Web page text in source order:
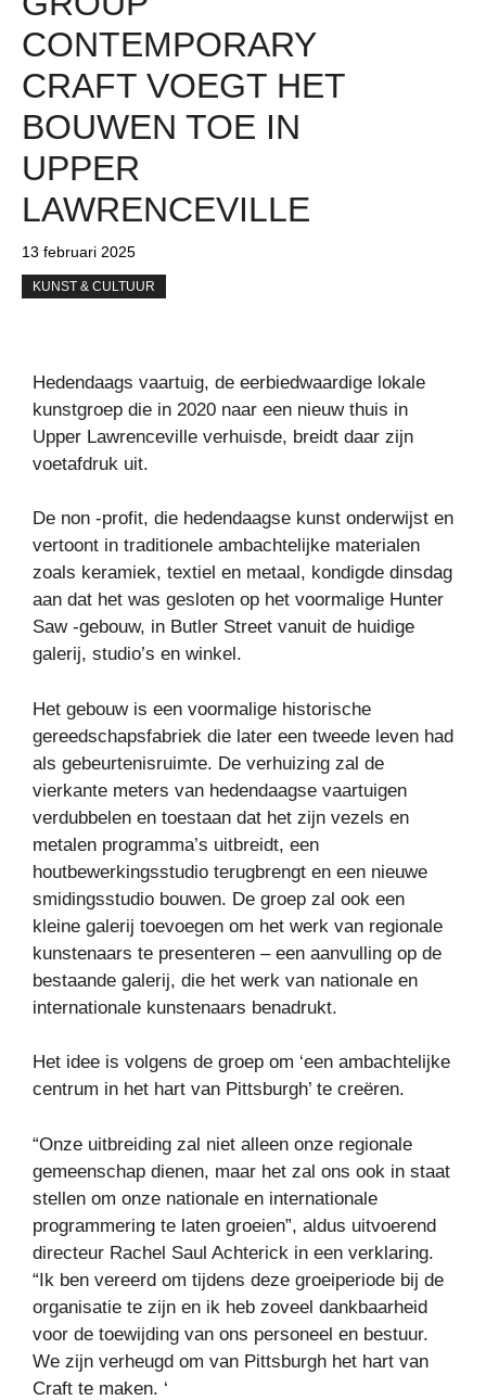
CONTEMPORARY
CRAFT VOEGT HET
BOUWEN TOE IN
UPPER
LAWRENCEVILLE
13 februari 2025
KUNST & CULTUUR
Hedendaags vaartuig, de eerbiedwaardige lokale
kunstgroep die in 2020 naar een nieuw thuis in
Upper Lawrenceville verhuisde, breidt daar zijn
voetafdruk uit.
De non -profit, die hedendaagse kunst onderwijst en
vertoont in traditionele ambachtelijke materialen
zoals keramiek, textiel en metaal, kondigde dinsdag
aan dat het was gesloten op het voormalige Hunter
Saw -gebouw, in Butler Street vanuit de huidige
galerij, studio’s en winkel.
Het gebouw is een voormalige historische
gereedschapsfabriek die later een tweede leven had
als gebeurtenisruimte. De verhuizing zal de
vierkante meters van hedendaagse vaartuigen
verdubbelen en toestaan ​​dat het zijn vezels en
metalen programma’s uitbreidt, een
houtbewerkingsstudio terugbrengt en een nieuwe
smidingsstudio bouwen. De groep zal ook een
kleine galerij toevoegen om het werk van regionale
kunstenaars te presenteren – een aanvulling op de
bestaande galerij, die het werk van nationale en
internationale kunstenaars benadrukt.
Het idee is volgens de groep om ‘een ambachtelijke
centrum in het hart van Pittsburgh’ te creëren.
“Onze uitbreiding zal niet alleen onze regionale
gemeenschap dienen, maar het zal ons ook in staat
stellen om onze nationale en internationale
programmering te laten groeien”, aldus uitvoerend
directeur Rachel Saul Achterick in een verklaring.
“Ik ben vereerd om tijdens deze groeiperiode bij de
organisatie te zijn en ik heb zoveel dankbaarheid
voor de toewijding van ons personeel en bestuur.
We zijn verheugd om van Pittsburgh het hart van
Craft te maken. ‘